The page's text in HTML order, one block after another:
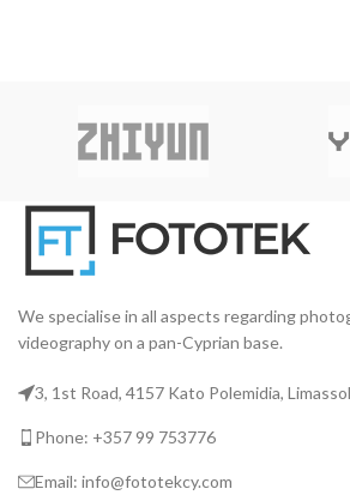
We specialise in all aspects regarding
videography on a pan-Cyprian base.
3, 1st Road, 4157 Kato Polemidia,
Phone: +357 99 753776
Email: info@fototekcy.com